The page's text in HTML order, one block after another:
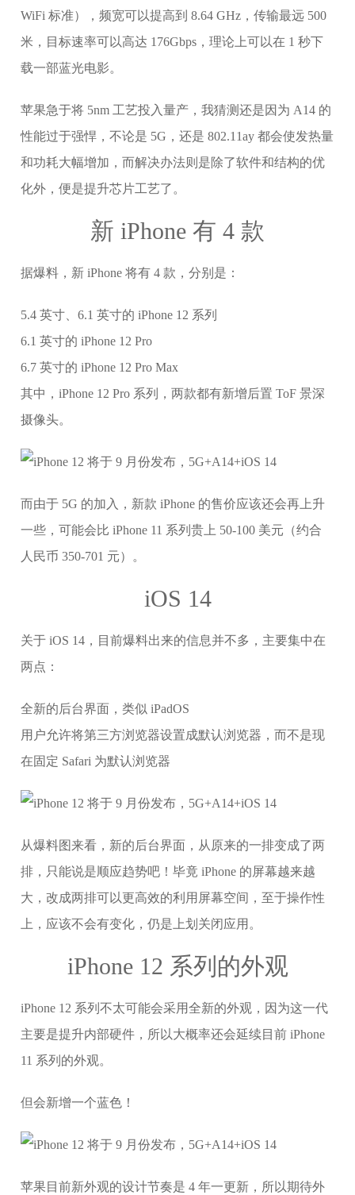
WiFi 标准），频宽可以提高到 8.64 GHz，传输最远 500
米，目标速率可以高达 176Gbps，理论上可以在 1 秒下
载一部蓝光电影。
苹果急于将 5nm 工艺投入量产，我猜测还是因为 A14 的
性能过于强悍，不论是 5G，还是 802.11ay 都会使发热量
和功耗大幅增加，而解决办法则是除了软件和结构的优
化外，便是提升芯片工艺了。
新 iPhone 有 4 款
据爆料，新 iPhone 将有 4 款，分别是：
5.4 英寸、6.1 英寸的 iPhone 12 系列
6.1 英寸的 iPhone 12 Pro
6.7 英寸的 iPhone 12 Pro Max
其中，iPhone 12 Pro 系列，两款都有新增后置 ToF 景深
摄像头。
而由于 5G 的加入，新款 iPhone 的售价应该还会再上升
一些，可能会比 iPhone 11 系列贵上 50-100 美元（约合
人民币 350-701 元）。
iOS 14
关于 iOS 14，目前爆料出来的信息并不多，主要集中在
两点：
全新的后台界面，类似 iPadOS
用户允许将第三方浏览器设置成默认浏览器，而不是现
在固定 Safari 为默认浏览器
从爆料图来看，新的后台界面，从原来的一排变成了两
排，只能说是顺应趋势吧！毕竟 iPhone 的屏幕越来越
大，改成两排可以更高效的利用屏幕空间，至于操作性
上，应该不会有变化，仍是上划关闭应用。
iPhone 12 系列的外观
iPhone 12 系列不太可能会采用全新的外观，因为这一代
主要是提升内部硬件，所以大概率还会延续目前 iPhone
11 系列的外观。
但会新增一个蓝色！
苹果目前新外观的设计节奏是 4 年一更新，所以期待外